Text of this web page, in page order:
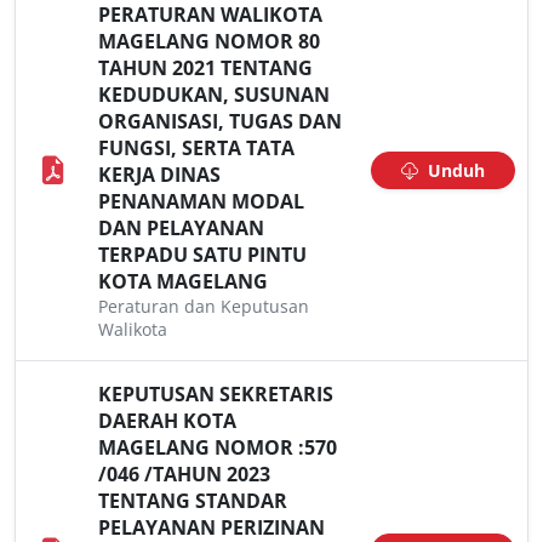
PERATURAN WALIKOTA
MAGELANG NOMOR 80
TAHUN 2021 TENTANG
KEDUDUKAN, SUSUNAN
ORGANISASI, TUGAS DAN
FUNGSI, SERTA TATA
KERJA DINAS
PENANAMAN MODAL
DAN PELAYANAN
TERPADU SATU PINTU
KOTA MAGELANG
Peraturan dan Keputusan
Walikota
Unduh
KEPUTUSAN SEKRETARIS
DAERAH KOTA
MAGELANG NOMOR :570
/046 /TAHUN 2023
TENTANG STANDAR
PELAYANAN PERIZINAN